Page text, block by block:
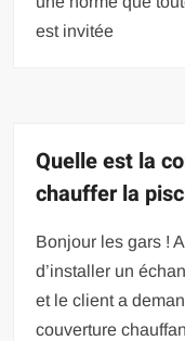
est invitée
Quelle est la
chauffer la
Bonjour les gars !
d’installer un
et le client a
couverture